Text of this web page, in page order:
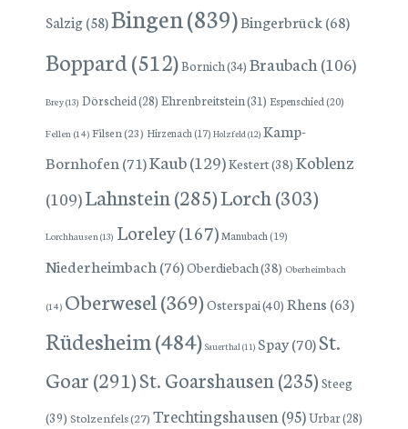
Salzig(58)Bingen(839)Bingerbrück(68)
Boppard(512)Bornich(34) Braubach(106)
Brey(13) Dörscheid(28) Ehrenbreitstein(31) Espenschied(20)
Fellen (14) Filsen(23) Hirzenach(17) Holzfeld(12) Kamp-
Bornhofen (71)Kaub(129)Kestert(38) Koblenz
(109)Lahnstein(285)Lorch(303)
Lorchhausen(13) Loreley(167)Manubach(19)
Niederheimbach (76)Oberdiebach(38) Oberheimbach
(14) Oberwesel(369)Osterspai(40) Rhens (63)
Rüdesheim(484) Sauerthal(11) Spay(70)St.
Goar(291)St. Goarshausen(235) Steeg
(39) Stolzenfels(27) Trechtingshausen(95)Urbar(28)